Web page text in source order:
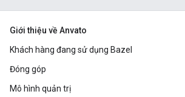
Giới thiệu về Anvato
Khách hàng đang sử dụng Bazel
Đóng góp
Mô hình quản trị